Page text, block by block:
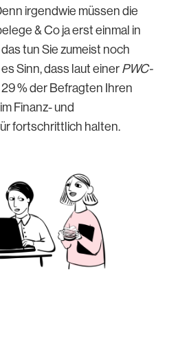
irgendwie müssen die
& Co ja erst einmal in
tun Sie zumeist noch
Sinn, dass laut einer PWC-
% der Befragten Ihren
Finanz- und
fortschrittlich halten.